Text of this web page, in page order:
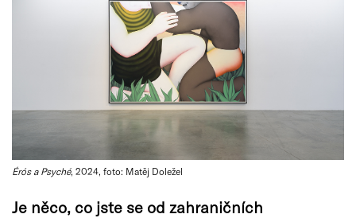
Érós a Psyché, 2024, foto: Matěj Doležel
Je něco, co jste se od zahraničních